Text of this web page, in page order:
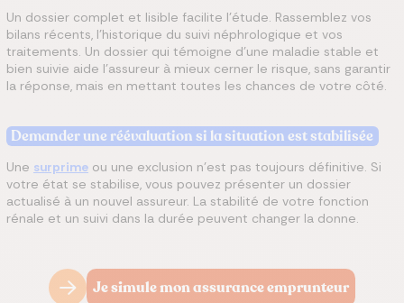
Un dossier complet et lisible facilite l'étude. Rassemblez vos
bilans récents, l'historique du suivi néphrologique et vos
traitements. Un dossier qui témoigne d'une maladie stable et
bien suivie aide l'assureur à mieux cerner le risque, sans garantir
la réponse, mais en mettant toutes les chances de votre côté.
Demander une réévaluation si la situation est stabilisée
Une surprime ou une exclusion n'est pas toujours définitive. Si
votre état se stabilise, vous pouvez présenter un dossier
actualisé à un nouvel assureur. La stabilité de votre fonction
rénale et un suivi dans la durée peuvent changer la donne.
Je simule mon assurance emprunteur